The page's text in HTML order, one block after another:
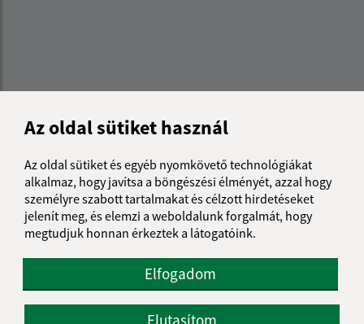
Az oldal sütiket használ
Az oldal sütiket és egyéb nyomkövető technológiákat
alkalmaz, hogy javítsa a böngészési élményét, azzal hogy
személyre szabott tartalmakat és célzott hirdetéseket
jelenít meg, és elemzi a weboldalunk forgalmát, hogy
megtudjuk honnan érkeztek a látogatóink.
Elfogadom
Elutasítom
Az oldalról:
Szerzői jog
Személyes adatok védelme
Navigáció: